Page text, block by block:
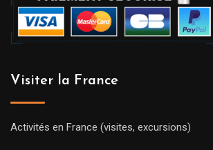
Visiter la France
Activités en France (visites, excursions)